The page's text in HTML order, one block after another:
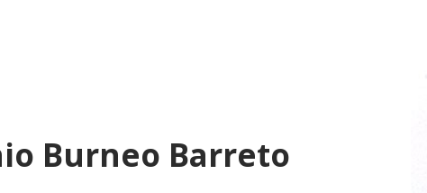
Burneo Barreto